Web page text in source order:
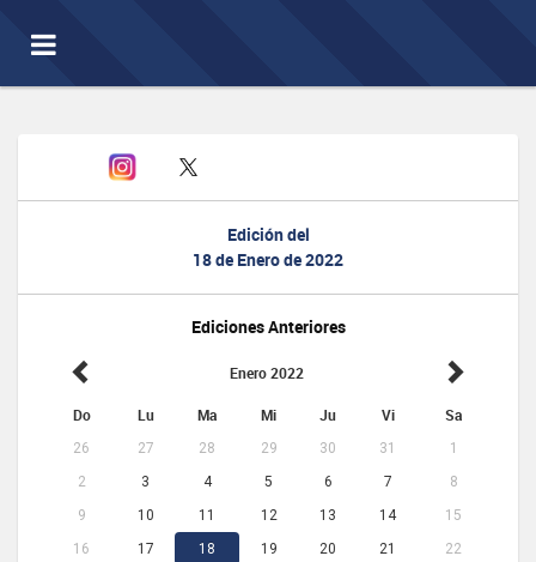
Toggle
navigation
Edición del
18 de Enero de 2022
Ediciones Anteriores
Enero 2022
Do Lu Ma Mi Ju Vi Sa
26 27 28 29 30 31
1
2
3 4 5 6 7
8
9
10 11 12 13 14
15
16
17 18 19 20 21
22